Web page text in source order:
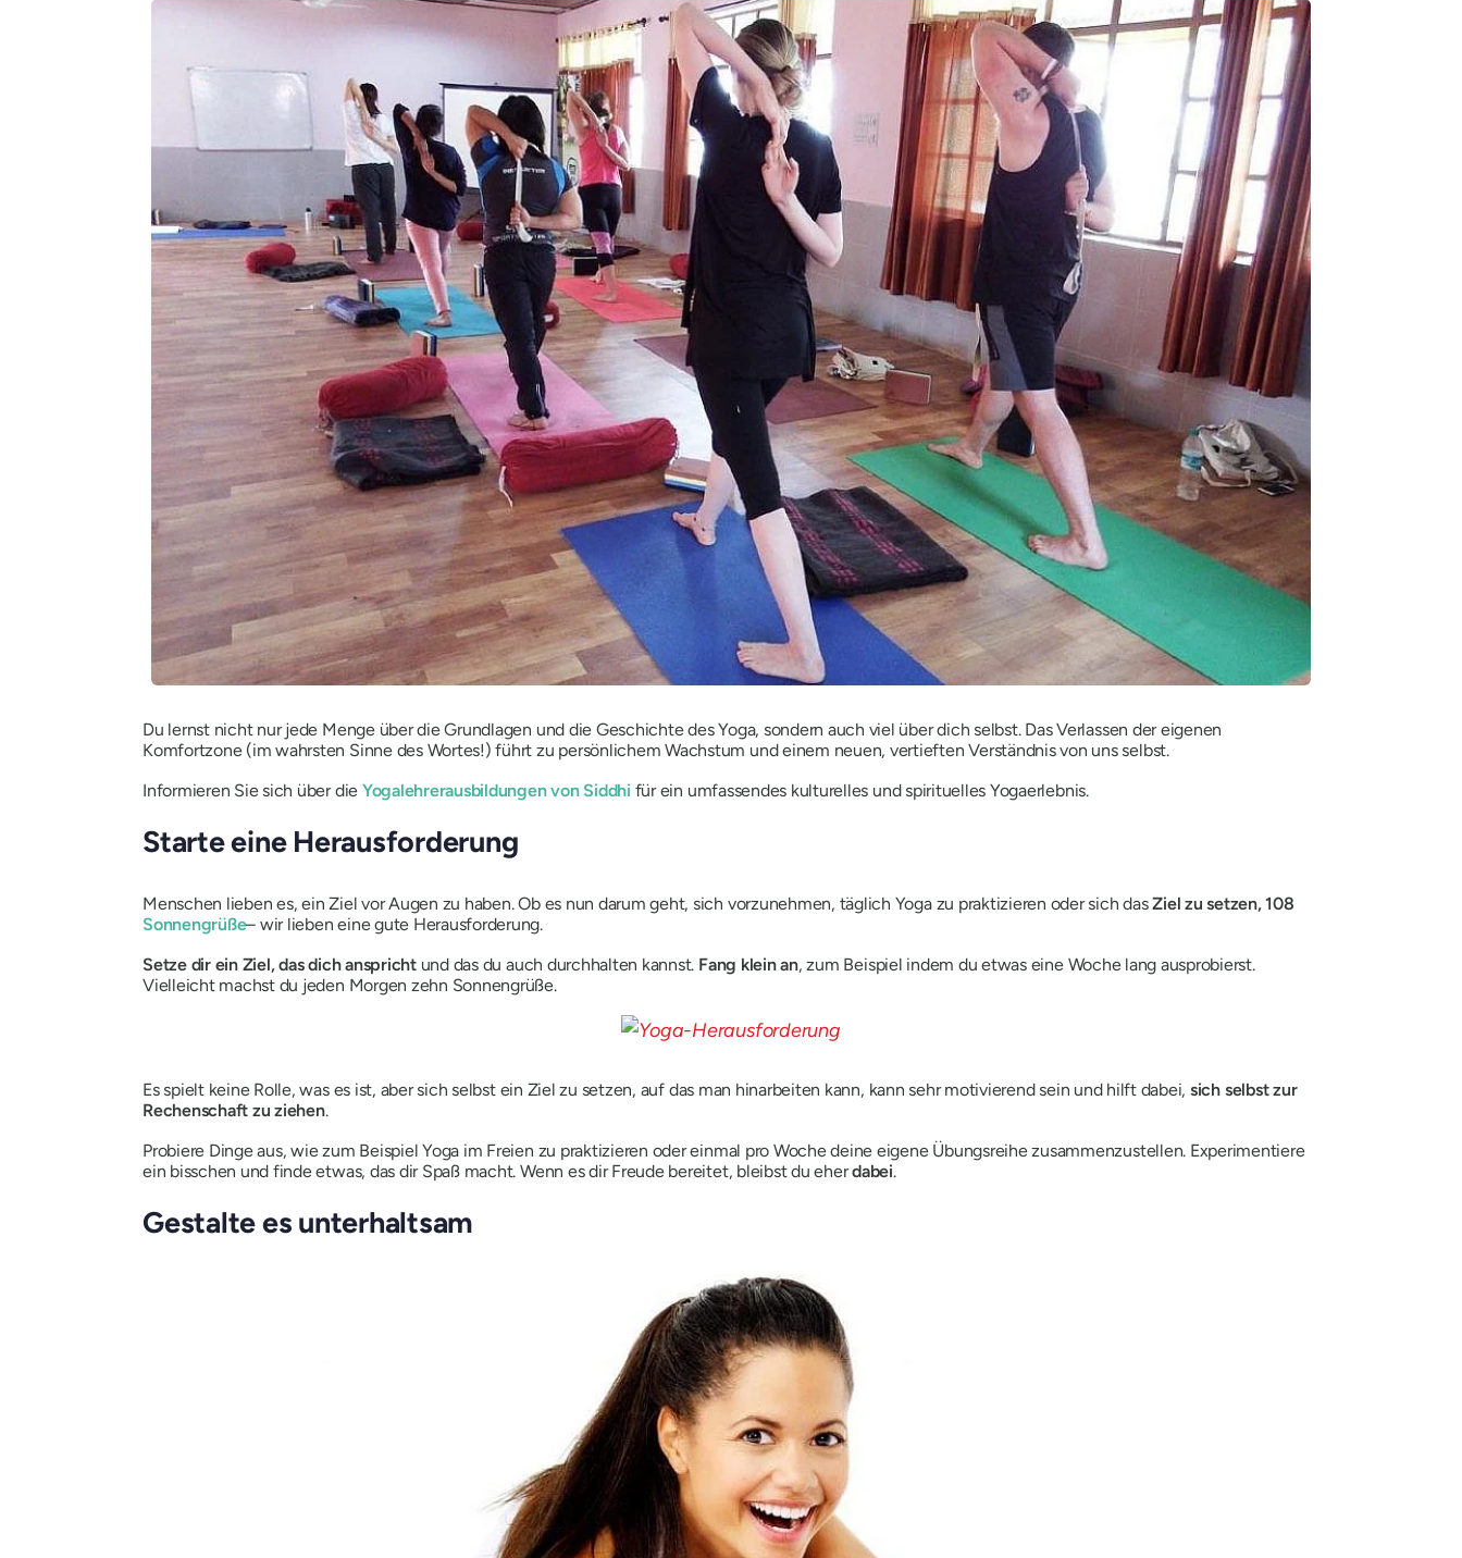
Du lernst nicht nur jede Menge über die Grundlagen und die Geschichte des Yoga, sondern auch viel über dich selbst. Das Verlassen der eigenen
Komfortzone (im wahrsten Sinne des Wortes!) führt zu persönlichem Wachstum und einem neuen, vertieften Verständnis von uns selbst.
Informieren Sie sich über die Yogalehrerausbildungen von Siddhi für ein umfassendes kulturelles und spirituelles Yogaerlebnis.
Starte eine Herausforderung
Menschen lieben es, ein Ziel vor Augen zu haben. Ob es nun darum geht, sich vorzunehmen, täglich Yoga zu praktizieren oder sich dasZiel zu setzen, 108
Sonnengrüße– wir lieben eine gute Herausforderung.
Setze dir ein Ziel, das dich ansprichtund das du auch durchhalten kannst. Fang klein an, zum Beispiel indem du etwas eine Woche lang ausprobierst.
Vielleicht machst du jeden Morgen zehn Sonnengrüße.
Es spielt keine Rolle, was es ist, aber sich selbst ein Ziel zu setzen, auf das man hinarbeiten kann, kann sehr motivierend sein und hilft dabei, sich selbst zur
Rechenschaft zu ziehen.
Probiere Dinge aus, wie zum Beispiel Yoga im Freien zu praktizieren oder einmal pro Woche deine eigene Übungsreihe zusammenzustellen. Experimentiere
ein bisschen und finde etwas, das dir Spaß macht. Wenn es dir Freude bereitet, bleibst du eherdabei.
Gestalte es unterhaltsam